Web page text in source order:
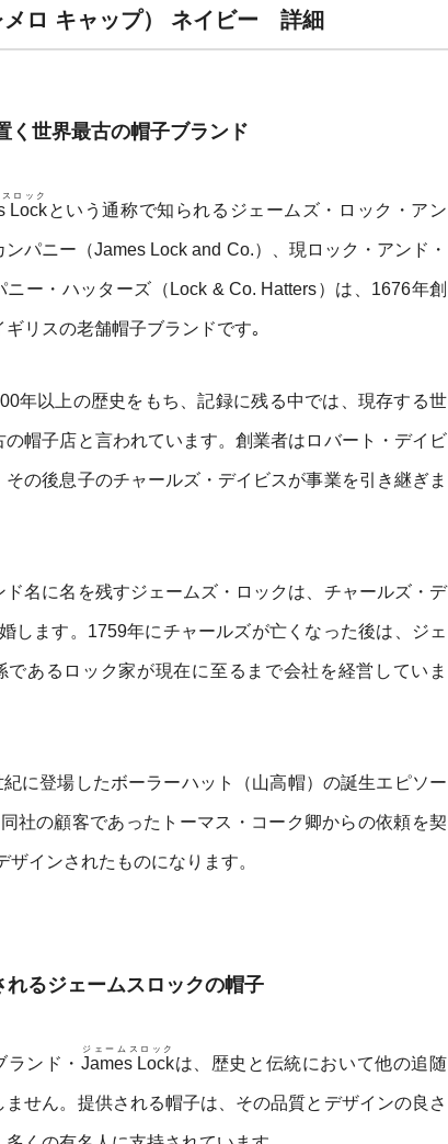
ロ キャップ） ネイビー 詳細
く世界最古の帽子ブランド
Lock
ロック
という通称で知られるジェームズ・ロック・アン
ンパニー（James Lock and Co.）、現ロック・アンド・
ニー・ハッターズ（Lock & Co. Hatters）は、1676年創
ギリスの老舗帽子ブランドです｡
年以上の歴史をもち、記録に残る中では、現存する世
の帽子店と言われています。創業者はロバート・デイビ
その後息子のチャールズ・デイビスが事業を引き継ぎま
ド名に名を残すジェームズ・ロックは、チャールズ・デ
します。1759年にチャールズが亡くなった後は、ジェ
あるロック家が現在に至るまで会社を経営していま
に登場したボーラーハット（山高帽）の誕生エピソー
社の顧客であったトーマス・コーク卿からの依頼を契
インされたものになります。
るジェームスロックの帽子
ランド・ James Lock
ジェームスロック
は、歴史と伝統において他の追随
ません。提供される帽子は、その品質とデザインの良さ